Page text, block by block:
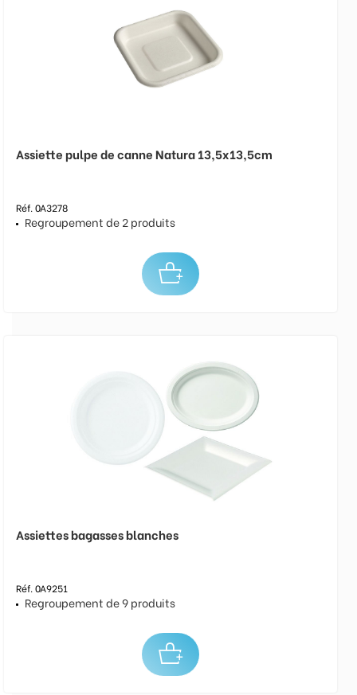
Assiette pulpe de canne Natura 13,5x13,5cm
Réf. 0A3278
Regroupement de 2 produits
Assiettes bagasses blanches
Réf. 0A9251
Regroupement de 9 produits